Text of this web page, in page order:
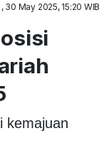
30 May 2025, 15:20 WIB
kemajuan